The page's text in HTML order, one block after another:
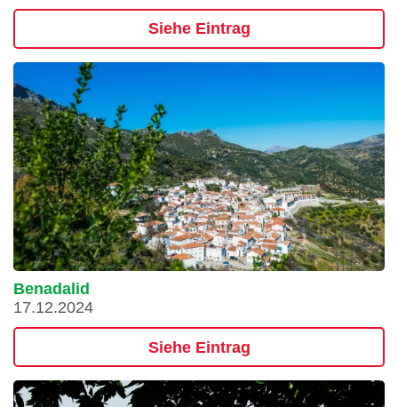
Siehe Eintrag
Benadalid
17.12.2024
Siehe Eintrag